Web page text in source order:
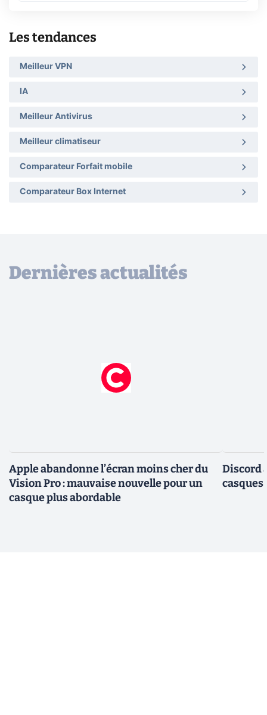
Les tendances
Meilleur VPN
IA
Meilleur Antivirus
Meilleur climatiseur
Comparateur Forfait mobile
Comparateur Box Internet
Dernières actualités
Apple abandonne l’écran moins cher du
Vision Pro : mauvaise nouvelle pour un
casque plus abordable
Discord
casques